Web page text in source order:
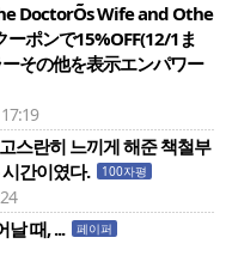
DoctorÕs Wife and Othe
ーポンで15%OFF(12/1ま
その他を表示エンパワー
스란히 느끼게 해준 책철부
간이였다.
100자평
날 때, ... 페이퍼